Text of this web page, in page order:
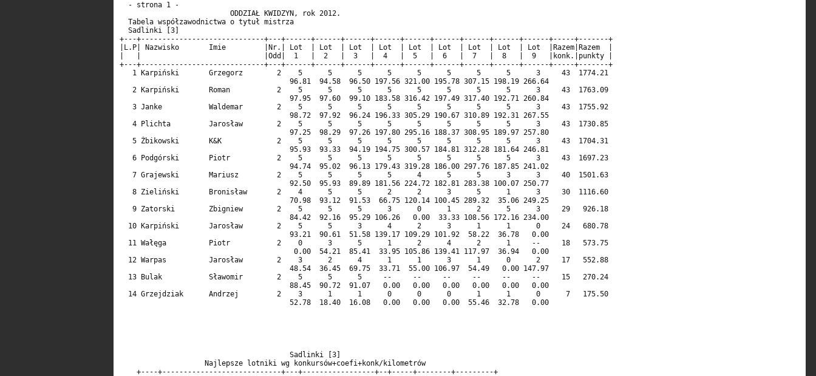
  - strona 1 -
                          ODDZIAŁ KWIDZYN, rok 2012.
  Tabela współzawodnictwa o tytuł mistrza
  Sadlinki [3]
+---+-----------------------------+---+------+------+------+------+------+------+------+------+------+-----+-------+
|L.P| Nazwisko       Imie         |Nr.| Lot  | Lot  | Lot  | Lot  | Lot  | Lot  | Lot  | Lot  | Lot  |Razem|Razem  |
|   |                             |Odd|  1   |  2   |  3   |  4   |  5   |  6   |  7   |  8   |  9   |konk.|punkty |
+---+-----------------------------+---+------+------+------+------+------+------+------+------+------+-----+-------+
   1 Karpiński       Grzegorz        2    5      5      5      5      5      5      5      5      3     43  1774.21
                                        96.81  94.58  96.50 197.56 321.00 195.78 307.15 198.19 266.64
   2 Karpiński       Roman           2    5      5      5      5      5      5      5      5      3     43  1763.09
                                        97.95  97.60  99.10 183.58 316.42 197.49 317.40 192.71 260.84
   3 Janke           Waldemar        2    5      5      5      5      5      5      5      5      3     43  1755.92
                                        98.72  97.92  96.24 196.33 305.29 190.67 310.89 192.31 267.55
   4 Plichta         Jarosław        2    5      5      5      5      5      5      5      5      3     43  1730.85
                                        97.25  98.29  97.26 197.80 295.16 188.37 308.95 189.97 257.80
   5 Żbikowski       K&K             2    5      5      5      5      5      5      5      5      3     43  1704.31
                                        95.93  93.33  94.19 194.75 300.57 184.81 312.28 181.64 246.81
   6 Podgórski       Piotr           2    5      5      5      5      5      5      5      5      3     43  1697.23
                                        94.74  95.02  96.13 179.43 319.28 186.00 297.76 187.85 241.02
   7 Grajewski       Mariusz         2    5      5      5      5      4      5      5      3      3     40  1501.63
                                        92.50  95.93  89.89 181.56 224.72 182.81 283.38 100.07 250.77
   8 Zieliński       Bronisław       2    4      5      5      2      2      3      5      1      3     30  1116.60
                                        70.98  93.12  91.53  66.75 120.14 100.45 289.32  35.06 249.25
   9 Zatorski        Zbigniew        2    5      5      5      3      0      1      2      5      3     29   926.18
                                        84.42  92.16  95.29 106.26   0.00  33.33 108.56 172.16 234.00
  10 Karpiński       Jarosław        2    5      5      3      4      2      3      1      1      0     24   680.78
                                        93.21  90.61  51.58 139.17 109.29 101.92  58.22  36.78   0.00
  11 Wałęga          Piotr           2    0      3      5      1      2      4      2      1     --     18   573.75
                                         0.00  54.21  85.41  33.95 105.86 139.41 117.97  36.94   0.00
  12 Warpas          Jarosław        2    3      2      4      1      1      3      1      0      2     17   552.88
                                        48.54  36.45  69.75  33.71  55.00 106.97  54.49   0.00 147.97
  13 Bulak           Sławomir        2    5      5      5     --     --     --     --     --     --     15   270.24
                                        88.45  90.72  91.07   0.00   0.00   0.00   0.00   0.00   0.00
  14 Grzejdziak      Andrzej         2    3      1      1      0      0      0      1      1      0      7   175.50
                                        52.78  18.40  16.08   0.00   0.00   0.00  55.46  32.78   0.00
                                        Sadlinki [3]
                    Najlepsze lotniki wg konkursów+coefi+konk/kilometrów
    +----+----------------------------+---+-----------------+--+-----+--------+---------+